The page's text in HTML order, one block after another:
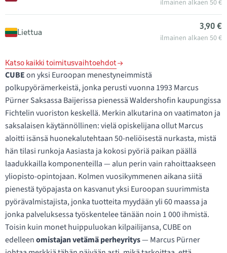
ilmainen alkaen 50 €
Liettua
3,90 €
ilmainen alkaen 50 €
Katso kaikki toimitusvaihtoehdot
CUBEon yksi Euroopan menestyneimmistä
polkupyörämerkeistä, jonka perusti vuonna 1993 Marcus
Pürner Saksassa Baijerissa pienessä Waldershofin kaupungissa
Fichtelin vuoriston keskellä. Merkin alkutarina on vaatimaton ja
saksalaisen käytännöllinen: vielä opiskelijana ollut Marcus
aloitti isänsä huonekalutehtaan 50-neliöisestä nurkasta, mistä
hän tilasi runkoja Aasiasta ja kokosi pyöriä paikan päällä
laadukkailla komponenteilla — alun perin vain rahoittaakseen
yliopisto-opintojaan. Kolmen vuosikymmenen aikana siitä
pienestä työpajasta on kasvanut yksi Euroopan suurimmista
pyörävalmistajista, jonka tuotteita myydään yli 60 maassa ja
jonka palveluksessa työskentelee tänään noin 1 000 ihmistä.
Toisin kuin monet huippuluokan kilpailijansa, CUBE on
edelleenomistajan vetämä perheyritys— Marcus Pürner